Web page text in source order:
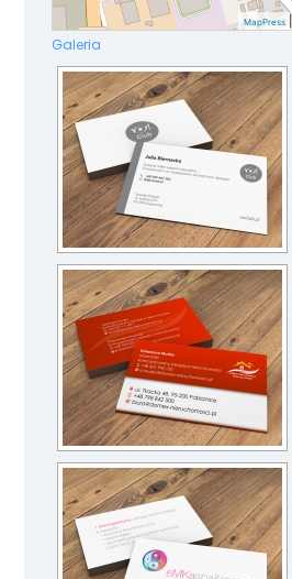
MapPress
Galeria